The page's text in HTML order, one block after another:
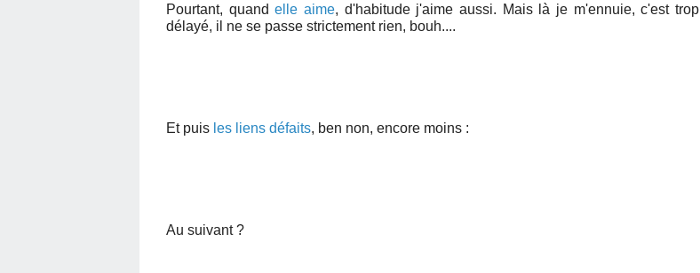
Pourtant, quandelle aime, d'habitude j'aime aussi. Mais là je m'ennuie, c'est trop
délayé, il ne se passe strictement rien, bouh....
Et puis les liens défaits, ben non, encore moins :
Au suivant ?